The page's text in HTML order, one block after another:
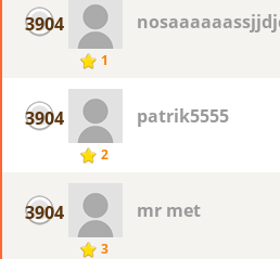
3904
1
3904
2
patrik5555
3904
3
mr met